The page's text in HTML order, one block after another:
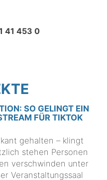
41 453 0
SO GELINGT EIN
FÜR TIKTOK
gehalten – klingt
stehen Personen
verschwinden unter
Veranstaltungssaal